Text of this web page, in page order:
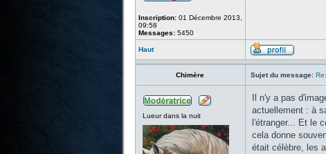
Inscription:01 Décembre 2013,
09:58
Messages:5450
Haut
Chimère Sujet du message:
Lueur dans la nuit
Il n'y a pas
actuellement : à
l'étranger... Et le
cela donne
était célèbre, les